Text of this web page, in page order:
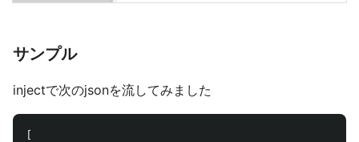
サンプル
injectで次のjsonを流してみました
[